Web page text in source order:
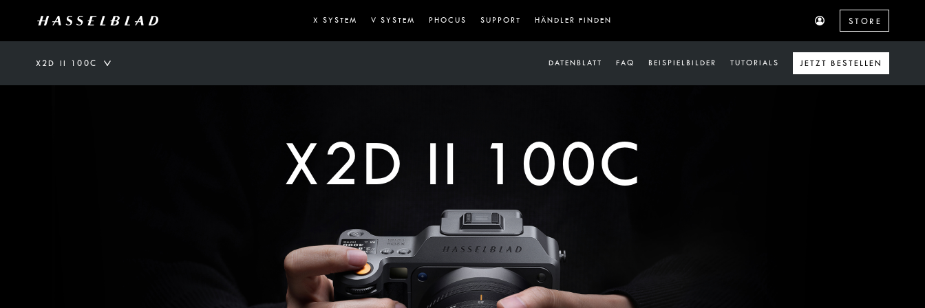
X SYSTEM V SYSTEM PHOCUS SUPPORT HÄNDLER FINDEN STORE
X2D II 100C JETZT BESTELLEN
DATENBLATT FAQ BEISPIELBILDER TUTORIALS
X2D II 100C